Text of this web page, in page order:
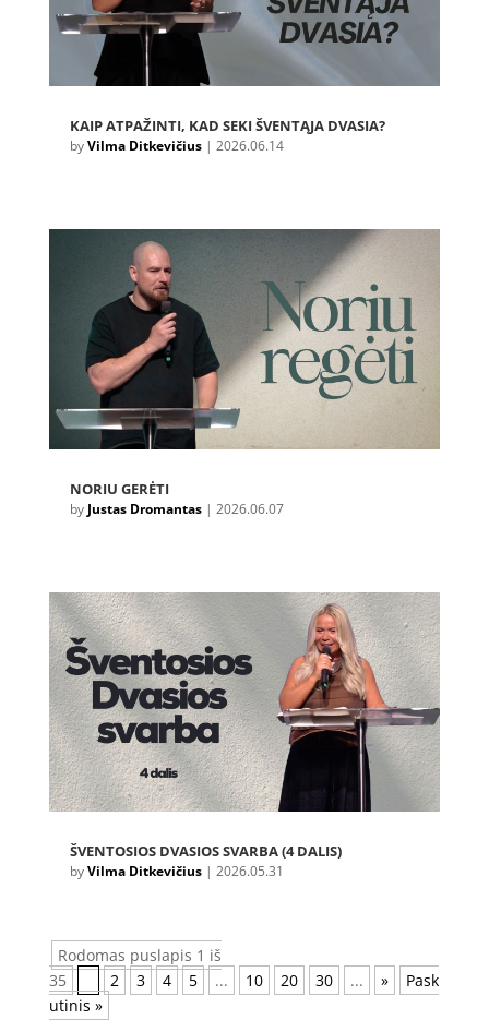
KAIP ATPAŽINTI, KAD SEKI ŠVENTĄJA DVASIA?
byVilma Ditkevičius| 2026.06.14
NORIU GERĖTI
by Justas Dromantas| 2026.06.07
ŠVENTOSIOS DVASIOS SVARBA (4 DALIS)
byVilma Ditkevičius| 2026.05.31
Rodomas puslapis 1 iš
35
2 3 4 5 ... 10 20 30 ... »
Pask
utinis »